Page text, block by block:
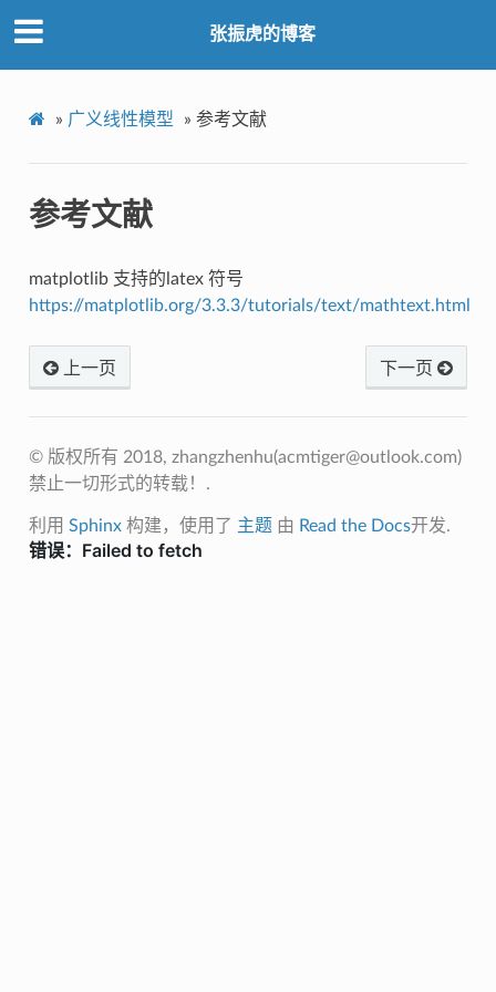
张振虎的博客
» 广义线性模型 » 参考文献
参考文献
matplotlib 支持的latex 符号
https://matplotlib.org/3.3.3/tutorials/text/mathtext.html
下一页
上一页
© 版权所有 2018, zhangzhenhu(acmtiger@outlook.com)
禁止一切形式的转载！.
利用 Sphinx构建，使用了 主题 由 Read the Docs开发.